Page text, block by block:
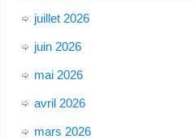
juillet 2026
juin 2026
mai 2026
avril 2026
mars 2026